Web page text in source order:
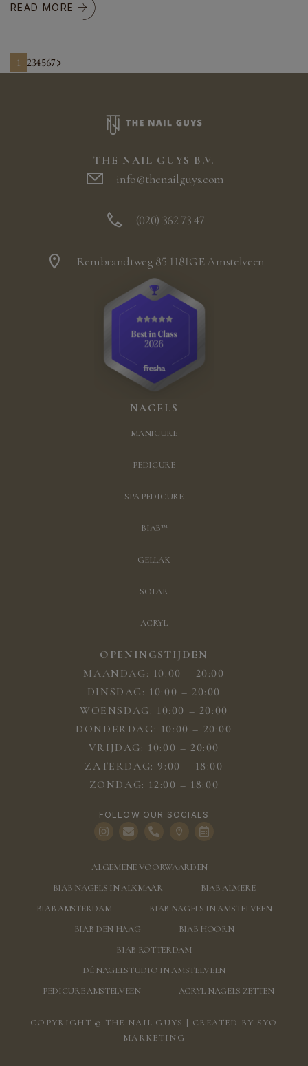
READ MORE
1 234567
THE NAIL GUYS B.V.
info@thenailguys.com
(020) 362 73 47
Rembrandtweg 85 1181GE Amstelveen
NAGELS
MANICURE
PEDICURE
SPA PEDICURE
BIAB™
GELLAK
SOLAR
ACRYL
OPENINGSTIJDEN
MAANDAG: 10:00 – 20:00
DINSDAG: 10:00 – 20:00
WOENSDAG: 10:00 – 20:00
DONDERDAG: 10:00 – 20:00
VRIJDAG: 10:00 – 20:00
ZATERDAG: 9:00 – 18:00
ZONDAG: 12:00 – 18:00
FOLLOW OUR SOCIALS
ALGEMENE VOORWAARDEN
BIAB NAGELS IN ALKMAAR
BIAB ALMERE
BIAB AMSTERDAM
BIAB NAGELS IN AMSTELVEEN
BIAB DEN HAAG
BIAB HOORN
BIAB ROTTERDAM
DÉ NAGELSTUDIO IN AMSTELVEEN
PEDICURE AMSTELVEEN
ACRYL NAGELS ZETTEN
COPYRIGHT © THE NAIL GUYS | CREATED BY SYO
MARKETING